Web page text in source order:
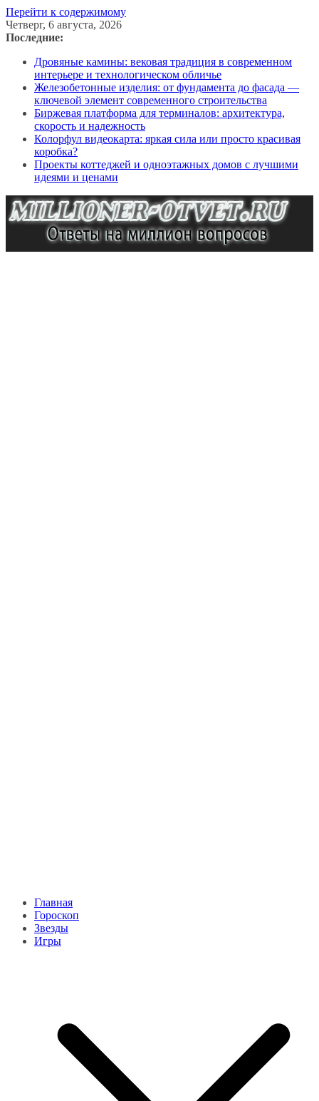
Перейти к содержимому
Четверг, 6 августа, 2026
Последние:
Дровяные камины: вековая традиция в современном
интерьере и технологическом обличье
Железобетонные изделия: от фундамента до фасада —
ключевой элемент современного строительства
Биржевая платформа для терминалов: архитектура,
скорость и надежность
Колорфул видеокарта: яркая сила или просто красивая
коробка?
Проекты коттеджей и одноэтажных домов с лучшими
идеями и ценами
Главная
Гороскоп
Звезды
Игры